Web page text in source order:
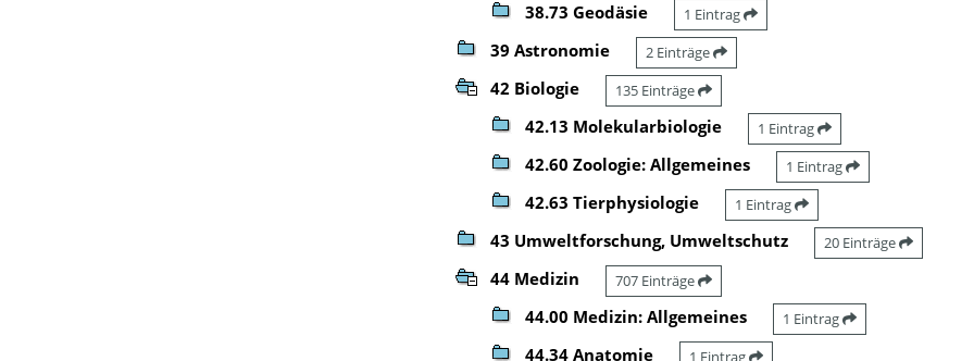
38.73 Geodäsie 1 Eintrag
39 Astronomie 2 Einträge
42 Biologie 135 Einträge
42.13 Molekularbiologie 1 Eintrag
42.60 Zoologie: Allgemeines 1 Eintrag
42.63 Tierphysiologie 1 Eintrag
43 Umweltforschung, Umweltschutz 20 Einträge
44 Medizin 707 Einträge
44.00 Medizin: Allgemeines 1 Eintrag
44.34 Anatomie 1 Eintrag